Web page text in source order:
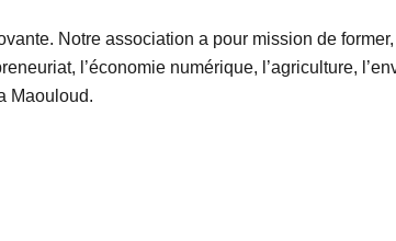
Notre association a pour mission de former,
l’économie numérique, l’agriculture,
Maouloud.